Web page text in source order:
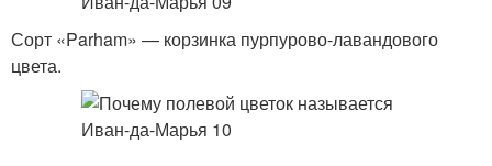
Сорт «Parham» — корзинка пурпурово-лавандового
цвета.